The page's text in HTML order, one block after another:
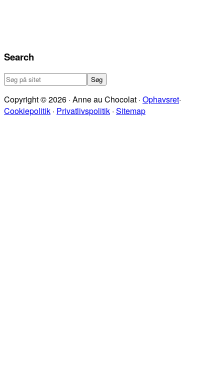
Search
Søg
sitet
Copyright © 2026 · Anne au Chocolat · Ophavsret·
Cookiepolitik · Privatlivspolitik · Sitemap